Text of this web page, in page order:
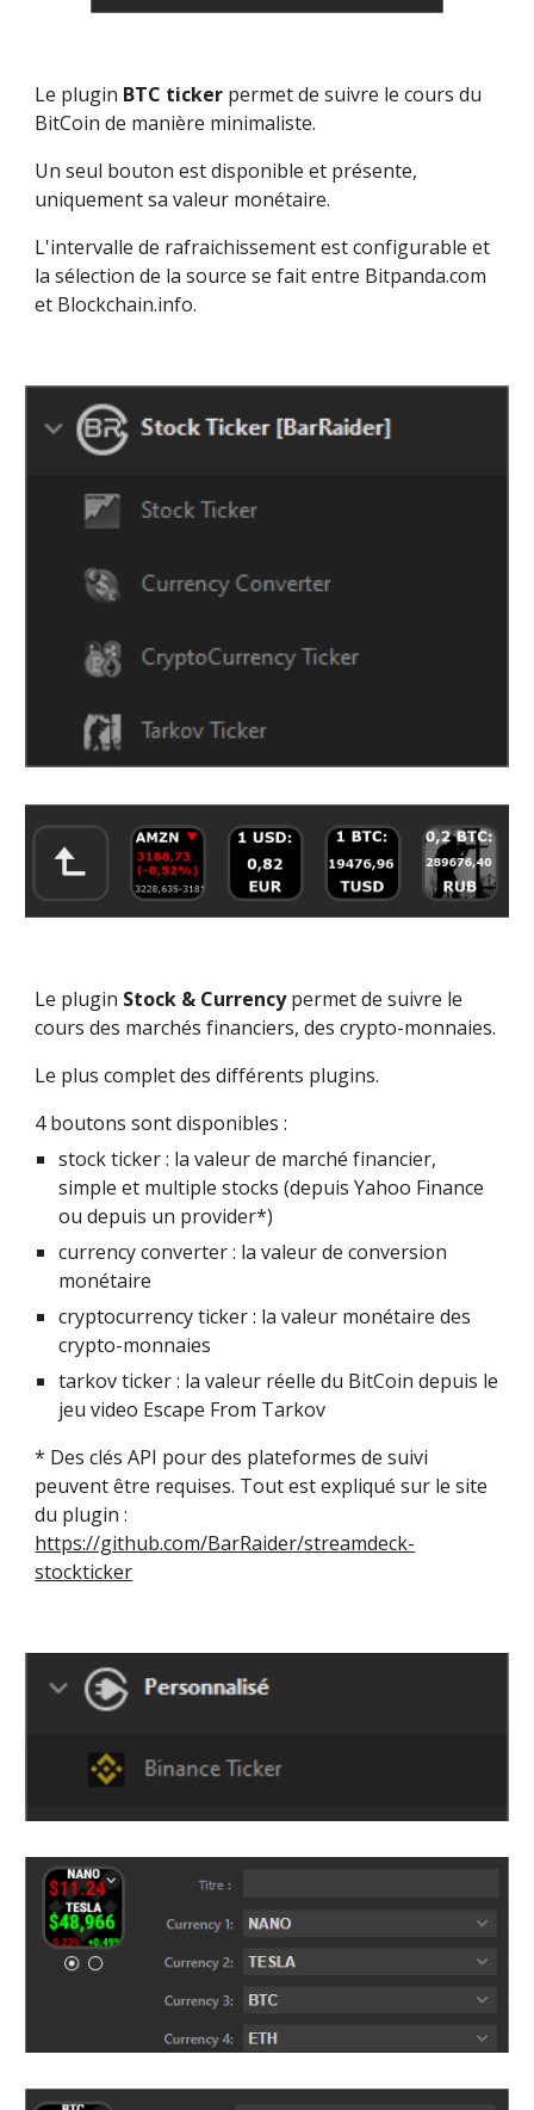
Le plugin BTC ticker permet de suivre le cours du
BitCoin de manière minimaliste.
Un seul bouton est disponible et présente,
uniquement sa valeur monétaire.
L'intervalle de rafraichissement est configurable et
la sélection de la source se fait entre Bitpanda.com
et Blockchain.info.
Le plugin Stock & Currency permet de suivre le
cours des marchés financiers, des crypto-monnaies.
Le plus complet des différents plugins.
4 boutons sont disponibles :
stock ticker : la valeur de marché financier,
simple et multiple stocks (depuis Yahoo Finance
ou depuis un provider*)
currency converter : la valeur de conversion
monétaire
cryptocurrency ticker : la valeur monétaire des
crypto-monnaies
tarkov ticker : la valeur réelle du BitCoin depuis le
jeu video Escape From Tarkov
* Des clés API pour des plateformes de suivi
peuvent être requises. Tout est expliqué sur le site
https://github.com/BarRaider/streamdeck-
stockticker